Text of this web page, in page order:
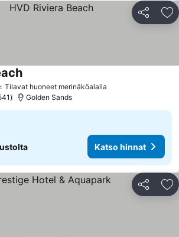
Jaa
Tilavat huoneet merinäköalalla
Katso hinnat
Golden Sands
Katso hinnat
Jaa